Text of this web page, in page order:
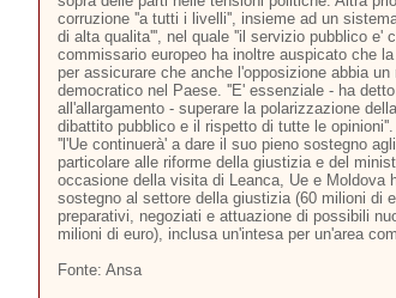
corruzione ''a tutti i livelli'', insieme ad un
di alta qualita''', nel quale ''il servizio pubblico e'
commissario europeo ha inoltre auspicato che
per assicurare che anche l'opposizione abbia
democratico nel Paese. ''E' essenziale - ha
all'allargamento - superare la polarizzazione
dibattito pubblico e il rispetto di tutte le
''l'Ue continuerà' a dare il suo pieno sostegno
particolare alle riforme della giustizia e del
occasione della visita di Leanca, Ue e Moldova
sostegno al settore della giustizia (60 milioni di
preparativi, negoziati e attuazione di possibili
milioni di euro), inclusa un'intesa per un'area
Fonte: Ansa